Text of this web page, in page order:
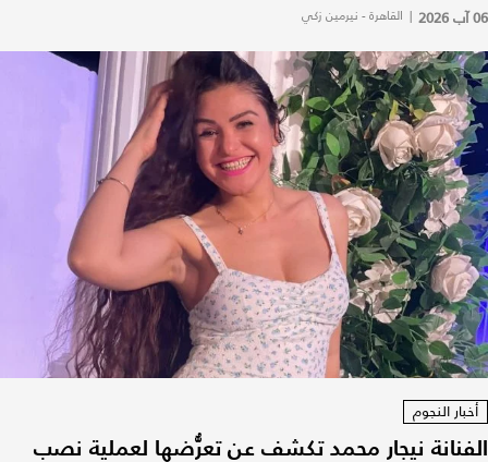
06 آب 2026 | القاهرة - نيرمين زكي
أخبار النجوم
الفنانة نيجار محمد تكشف عن تعرُّضها لعملية نصب